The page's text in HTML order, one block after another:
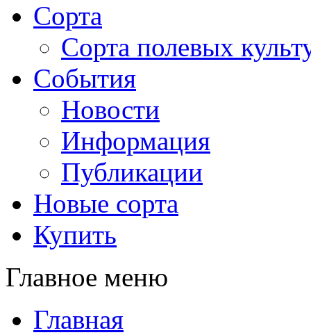
Сорта
Сорта полевых
События
Новости
Информация
Публикации
Новые сорта
Купить
Главное меню
Главная